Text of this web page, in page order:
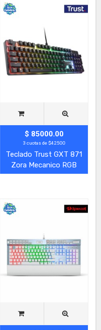
$ 85000.00
3 cuotas de $42500
Teclado Trust GXT 871
Zora Mecanico RGB